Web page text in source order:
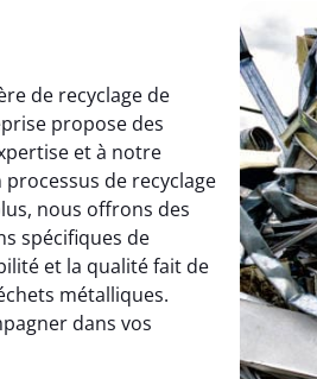
de recyclage de
propose des
et à notre
de recyclage
nous offrons des
spécifiques de
et la qualité fait de
métalliques.
dans vos